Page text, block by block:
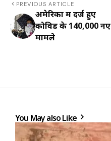
PREVIOUS ARTICLE
अमेरिका में दर्ज हुए
कोविड के 140,000 नए
मामले
You May also Like